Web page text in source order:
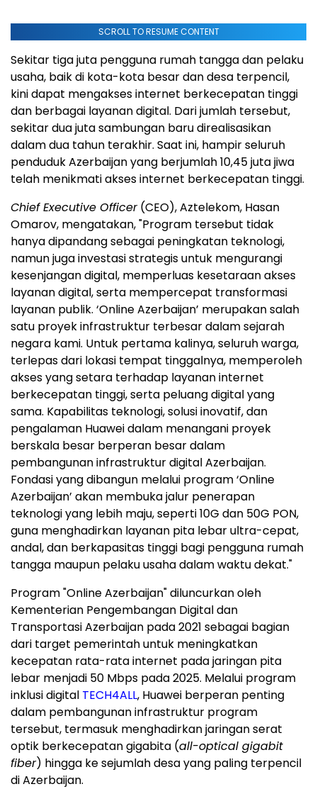
SCROLL TO RESUME CONTENT
Sekitar tiga juta pengguna rumah tangga dan pelaku
usaha, baik di kota-kota besar dan desa terpencil,
kini dapat mengakses internet berkecepatan tinggi
dan berbagai layanan digital. Dari jumlah tersebut,
sekitar dua juta sambungan baru direalisasikan
dalam dua tahun terakhir. Saat ini, hampir seluruh
penduduk Azerbaijan yang berjumlah 10,45 juta jiwa
telah menikmati akses internet berkecepatan tinggi.
Chief Executive Officer(CEO), Aztelekom, Hasan
Omarov, mengatakan, "Program tersebut tidak
hanya dipandang sebagai peningkatan teknologi,
namun juga investasi strategis untuk mengurangi
kesenjangan digital, memperluas kesetaraan akses
layanan digital, serta mempercepat transformasi
layanan publik. ‘Online Azerbaijan’ merupakan salah
satu proyek infrastruktur terbesar dalam sejarah
negara kami. Untuk pertama kalinya, seluruh warga,
terlepas dari lokasi tempat tinggalnya, memperoleh
akses yang setara terhadap layanan internet
berkecepatan tinggi, serta peluang digital yang
sama. Kapabilitas teknologi, solusi inovatif, dan
pengalaman Huawei dalam menangani proyek
berskala besar berperan besar dalam
pembangunan infrastruktur digital Azerbaijan.
Fondasi yang dibangun melalui program ‘Online
Azerbaijan’ akan membuka jalur penerapan
teknologi yang lebih maju, seperti 10G dan 50G PON,
guna menghadirkan layanan pita lebar ultra-cepat,
andal, dan berkapasitas tinggi bagi pengguna rumah
tangga maupun pelaku usaha dalam waktu dekat."
Program "Online Azerbaijan" diluncurkan oleh
Kementerian Pengembangan Digital dan
Transportasi Azerbaijan pada 2021 sebagai bagian
dari target pemerintah untuk meningkatkan
kecepatan rata-rata internet pada jaringan pita
lebar menjadi 50 Mbps pada 2025. Melalui program
inklusi digital TECH4ALL, Huawei berperan penting
dalam pembangunan infrastruktur program
tersebut, termasuk menghadirkan jaringan serat
optik berkecepatan gigabita (all-optical gigabit
fiber) hingga ke sejumlah desa yang paling terpencil
di Azerbaijan.